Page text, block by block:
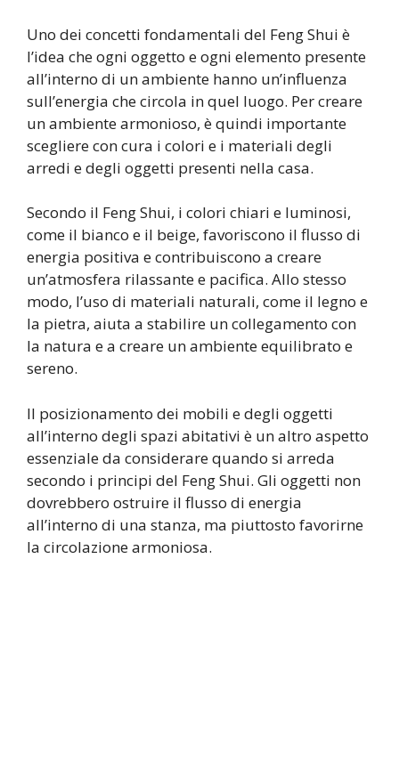
Uno dei concetti fondamentali del Feng Shui è
l’idea che ogni oggetto e ogni elemento presente
all’interno di un ambiente hanno un’influenza
sull’energia che circola in quel luogo. Per creare
un ambiente armonioso, è quindi importante
scegliere con cura i colori e i materiali degli
arredi e degli oggetti presenti nella casa.
Secondo il Feng Shui, i colori chiari e luminosi,
come il bianco e il beige, favoriscono il flusso di
energia positiva e contribuiscono a creare
un’atmosfera rilassante e pacifica. Allo stesso
modo, l’uso di materiali naturali, come il legno e
la pietra, aiuta a stabilire un collegamento con
la natura e a creare un ambiente equilibrato e
sereno.
Il posizionamento dei mobili e degli oggetti
all’interno degli spazi abitativi è un altro aspetto
essenziale da considerare quando si arreda
secondo i principi del Feng Shui. Gli oggetti non
dovrebbero ostruire il flusso di energia
all’interno di una stanza, ma piuttosto favorirne
la circolazione armoniosa.